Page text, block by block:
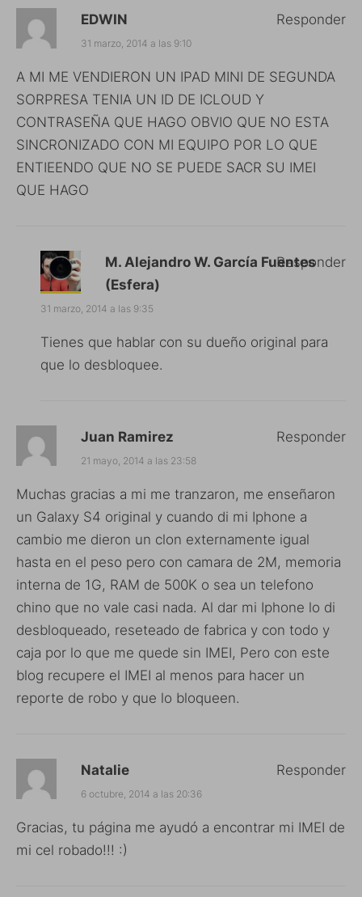
EDWIN
31 marzo, 2014 a las 9:10
A MI ME VENDIERON UN IPAD MINI DE SEGUNDA
SORPRESA TENIA UN ID DE ICLOUD Y
CONTRASEÑA QUE HAGO OBVIO QUE NO ESTA
SINCRONIZADO CON MI EQUIPO POR LO QUE
ENTIEENDO QUE NO SE PUEDE SACR SU IMEI
QUE HAGO
Responder
M. Alejandro W. García Fuentes
(Esfera)
31 marzo, 2014 a las 9:35
Tienes que hablar con su dueño original para
que lo desbloquee.
Responder
Juan Ramirez
21 mayo, 2014 a las 23:58
Muchas gracias a mi me tranzaron, me enseñaron
un Galaxy S4 original y cuando di mi Iphone a
cambio me dieron un clon externamente igual
hasta en el peso pero con camara de 2M, memoria
interna de 1G, RAM de 500K o sea un telefono
chino que no vale casi nada. Al dar mi Iphone lo di
desbloqueado, reseteado de fabrica y con todo y
caja por lo que me quede sin IMEI, Pero con este
blog recupere el IMEI al menos para hacer un
reporte de robo y que lo bloqueen.
Responder
Natalie
6 octubre, 2014 a las 20:36
Gracias, tu página me ayudó a encontrar mi IMEI de
mi cel robado!!! :)
Responder